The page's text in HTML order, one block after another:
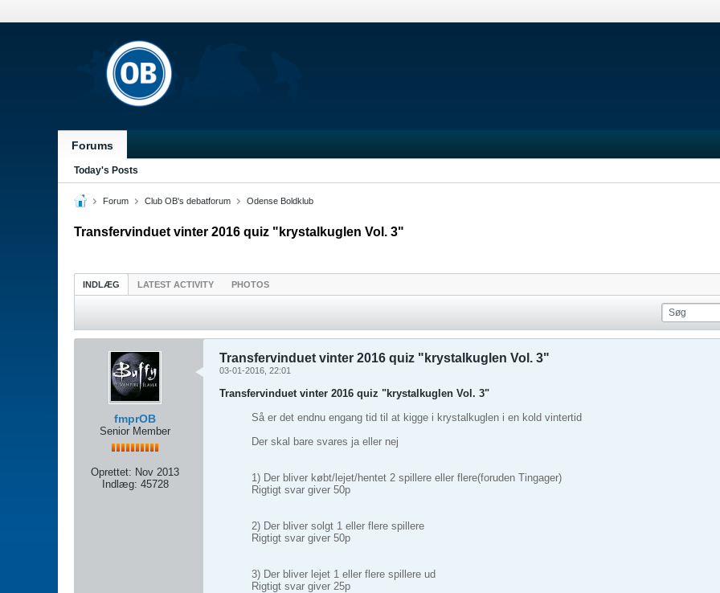
Forums
Today's Posts
Forum Club OB's debatforum Odense Boldklub
Transfervinduet vinter 2016 quiz "krystalkuglen Vol. 3"
INDLÆG LATEST ACTIVITY PHOTOS
fmprOB
Senior Member
Oprettet: Nov 2013
Indlæg: 45728
Transfervinduet vinter 2016 quiz "krystalkuglen Vol. 3"
03-01-2016, 22:01
Transfervinduet vinter 2016 quiz "krystalkuglen Vol. 3"
Så er det endnu engang tid til at kigge i krystalkuglen i en kold vintertid
Der skal bare svares ja eller nej
1) Der bliver købt/lejet/hentet 2 spillere eller flere(foruden Tingager)
Rigtigt svar giver 50p
2) Der bliver solgt 1 eller flere spillere
Rigtigt svar giver 50p
3) Der bliver lejet 1 eller flere spillere ud
Rigtigt svar giver 25p